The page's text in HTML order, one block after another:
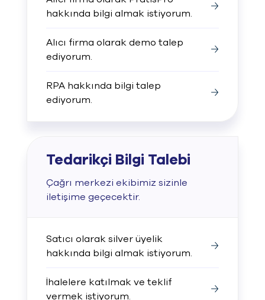
hakkında bilgi almak istiyorum.
Alıcı firma olarak demo talep
ediyorum.
RPA hakkında bilgi talep
ediyorum.
Tedarikçi Bilgi Talebi
Çağrı merkezi ekibimiz sizinle
iletişime geçecektir.
Satıcı olarak silver üyelik
hakkında bilgi almak istiyorum.
İhalelere katılmak ve teklif
vermek istiyorum.